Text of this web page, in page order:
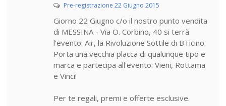
Pre-registrazione 22 Giugno 2015
Giorno 22 Giugno c/o il nostro punto vendita
di MESSINA - Via O. Corbino, 40 si terrà
l'evento: Air, la Rivoluzione Sottile di BTicino.
Porta una vecchia placca di qualunque tipo e
marca e partecipa all'evento: Vieni, Rottama
e Vinci!
Per te regali, premi e offerte esclusive.